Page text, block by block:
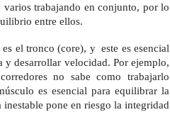
trabajando en conjunto, por lo
entre ellos.
es el tronco (core), y este es esencial
y desarrollar velocidad. Por ejemplo,
no sabe como trabajarlo
es esencial para equilibrar la
pone en riesgo la integridad